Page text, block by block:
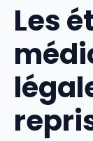
Les